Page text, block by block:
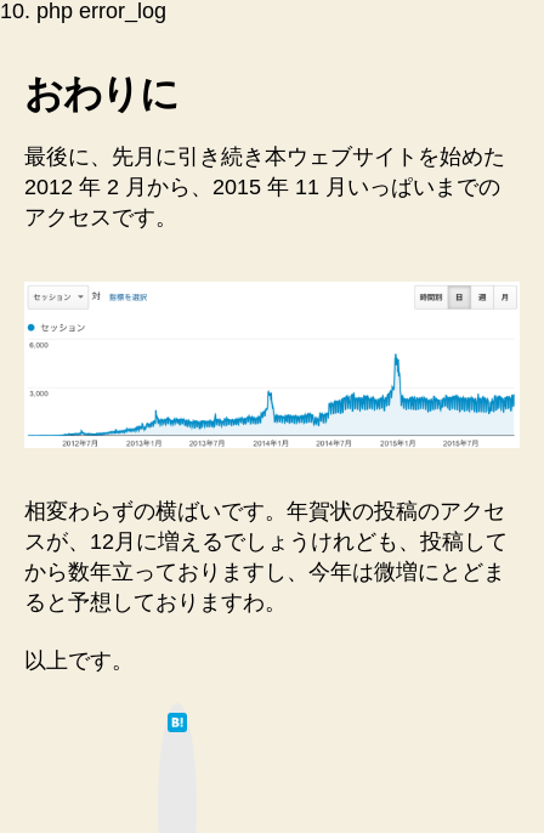
php error_log
おわりに
最後に、先月に引き続き本ウェブサイトを始めた
2012 年 2 月から、2015 年 11 月いっぱいまでの
アクセスです。
相変わらずの横ばいです。年賀状の投稿のアクセ
スが、12月に増えるでしょうけれども、投稿して
から数年立っておりますし、今年は微増にとどま
ると予想しておりますわ。
以上です。